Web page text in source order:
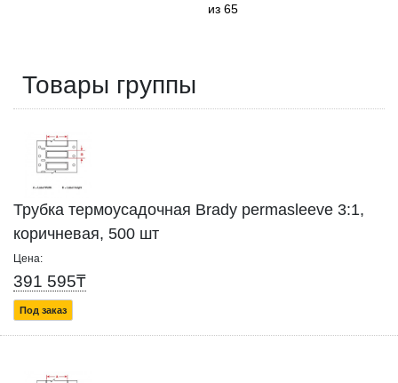
из 65
Товары группы
Трубка термоусадочная Brady permasleeve 3:1,
коричневая, 500 шт
Цена:
391 595₸
Под заказ